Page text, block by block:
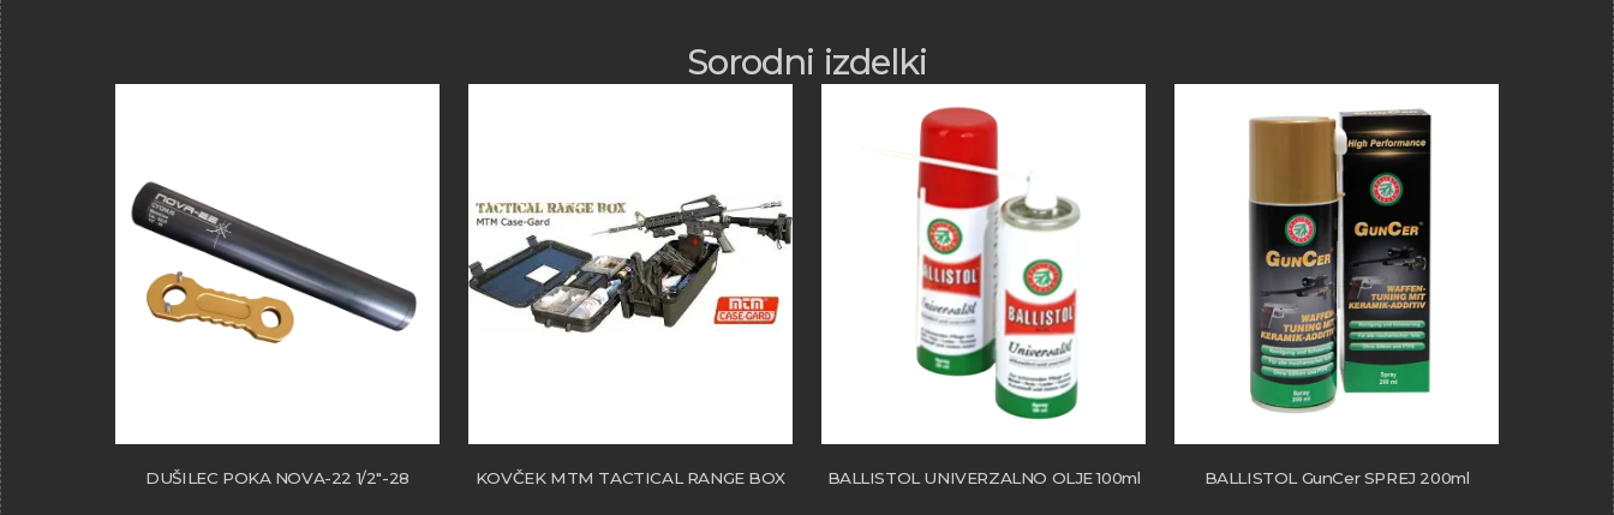
Sorodni izdelki
DUŠILEC POKA NOVA-22 1/2″-28 KOVČEK MTM TACTICAL RANGE BOX BALLISTOL UNIVERZALNO OLJE 100ml BALLISTOL GunCer SPREJ 200ml